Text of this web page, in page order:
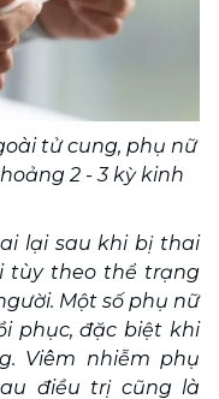
tử cung, phụ nữ
2 - 3 kỳ kinh
lại sau khi bị thai
tùy theo thể trạng
Một số phụ nữ
phục, đặc biệt khi
Viêm nhiễm phụ
điều trị cũng là